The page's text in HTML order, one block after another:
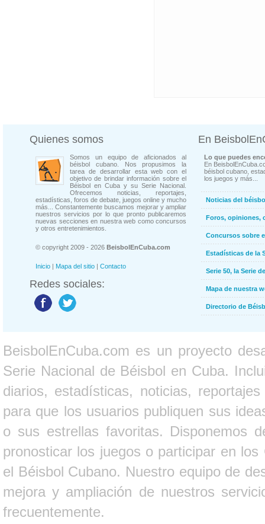
Quienes somos
Somos un equipo de aficionados al
béisbol cubano. Nos propusimos la
tarea de desarrollar esta web con el
objetivo de brindar información sobre el
Béisbol en Cuba y su Serie Nacional.
Ofrecemos noticias, reportajes,
estadísticas, foros de debate, juegos online y mucho
más... Constantemente buscamos mejorar y ampliar
nuestros servicios por lo que pronto publicaremos
nuevas secciones en nuestra web como concursos
y otros entretenimientos.
© copyright 2009 - 2026 BeisbolEnCuba.com
Inicio | Mapa del sitio | Contacto
Redes sociales:
En
Lo que puedes
En
béisbol cubano,
los juegos y más...
Noticias del
Foros, opiniones,
Concursos sobre
Estadísticas de la
Serie 50, la Serie
Mapa de nuestra
Directorio de
BeisbolEnCuba.com es un proyecto
Serie Nacional de Béisbol en Cuba.
diarios, estadísticas, noticias,
para que los usuarios publiquen sus
o sus estrellas favoritas. Disponemos
pronosticar los juegos o participar en
el Béisbol Cubano. Nuestro equipo de
mejora y ampliación de nuestros
frecuentemente.